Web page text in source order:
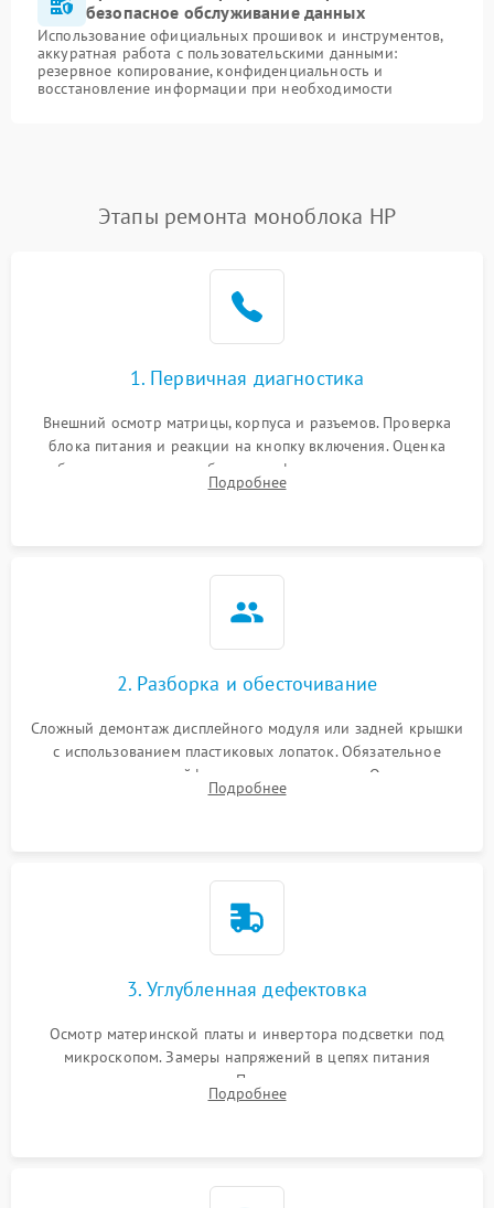
безопасное обслуживание данных
Использование официальных прошивок и инструментов,
аккуратная работа с пользовательскими данными:
резервное копирование, конфиденциальность и
восстановление информации при необходимости
Этапы ремонта моноблока HP
1. Первичная диагностика
Внешний осмотр матрицы, корпуса и разъемов. Проверка
блока питания и реакции на кнопку включения. Оценка
изображения, звука и работы периферии для сужения круга
возможных неисправностей перед вскрытием.
Подробнее
2. Разборка и обесточивание
Сложный демонтаж дисплейного модуля или задней крышки
с использованием пластиковых лопаток. Обязательное
отключение шлейфов матрицы и питания. Очистка
массивной системы охлаждения от скопившейся пыли.
Подробнее
3. Углубленная дефектовка
Осмотр материнской платы и инвертора подсветки под
микроскопом. Замеры напряжений в цепях питания
процессора и видеокарты. Проверка состояния жесткого
диска и оперативной памяти с помощью POST-карт и
Подробнее